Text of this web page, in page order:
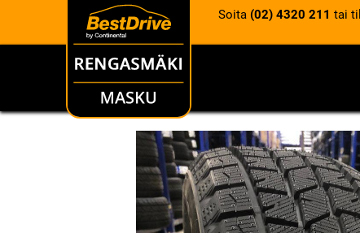
Soita (02) 4320 211 tai
RENKAAT